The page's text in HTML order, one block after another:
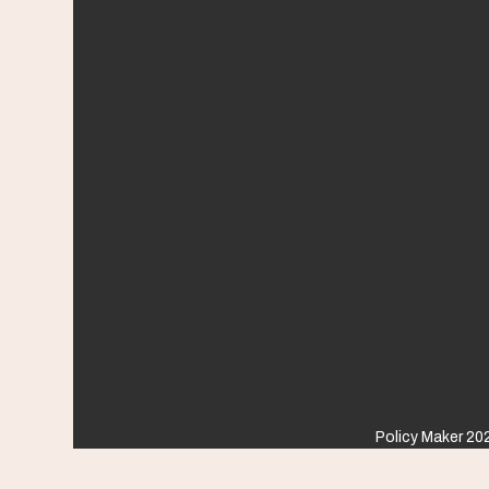
Policy Maker